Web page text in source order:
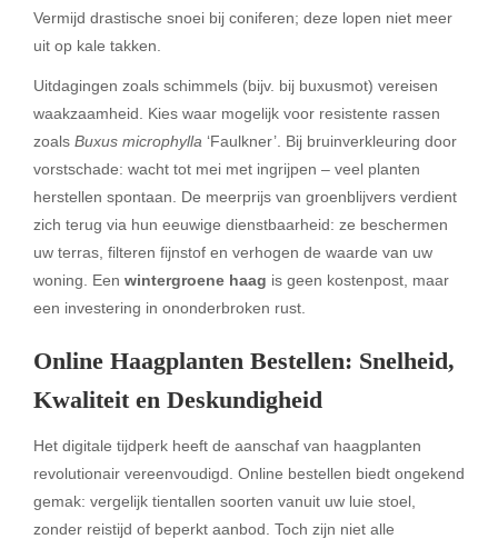
Vermijd drastische snoei bij coniferen; deze lopen niet meer
uit op kale takken.
Uitdagingen zoals schimmels (bijv. bij buxusmot) vereisen
waakzaamheid. Kies waar mogelijk voor resistente rassen
zoals Buxus microphylla ‘Faulkner’. Bij bruinverkleuring door
vorstschade: wacht tot mei met ingrijpen – veel planten
herstellen spontaan. De meerprijs van groenblijvers verdient
zich terug via hun eeuwige dienstbaarheid: ze beschermen
uw terras, filteren fijnstof en verhogen de waarde van uw
woning. Een wintergroene haag is geen kostenpost, maar
een investering in ononderbroken rust.
Online Haagplanten Bestellen: Snelheid,
Kwaliteit en Deskundigheid
Het digitale tijdperk heeft de aanschaf van haagplanten
revolutionair vereenvoudigd. Online bestellen biedt ongekend
gemak: vergelijk tientallen soorten vanuit uw luie stoel,
zonder reistijd of beperkt aanbod. Toch zijn niet alle